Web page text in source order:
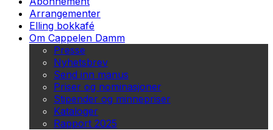
Arrangementer
Elling bokkafé
Om Cappelen Damm
Presse
Nyhetsbrev
Send inn manus
Priser og nominasjoner
Stipender og minnepriser
Kataloger
Rapport 2025